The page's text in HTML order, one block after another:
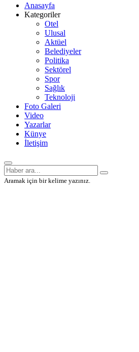
Anasayfa
Kategoriler
Otel
Ulusal
Aktüel
Belediyeler
Politika
Sektörel
Spor
Sağlık
Teknoloji
Foto Galeri
Video
Yazarlar
Künye
İletişim
Aramak için bir kelime yazınız.